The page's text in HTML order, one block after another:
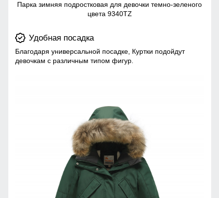
Парка зимняя подростковая для девочки темно-зеленого
цвета 9340TZ
Удобная посадка
Благодаря универсальной посадке, Куртки подойдут
девочкам с различным типом фигур.